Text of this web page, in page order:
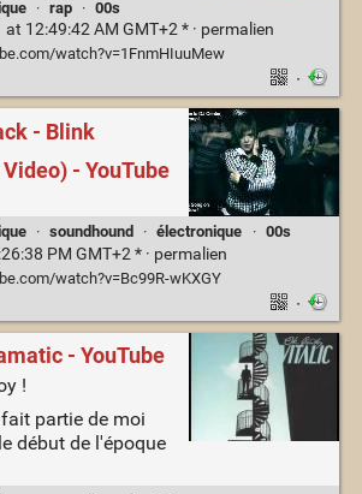
· rap · 00s
12:49:42 AM GMT+2 * · permalien
watch?v=1FnmHIuuMew
·
- Blink
- YouTube
· soundhound · électronique · 00s
PM GMT+2 * · permalien
watch?v=Bc99R-wKXGY
·
- YouTube
!
partie de moi
début de l'époque